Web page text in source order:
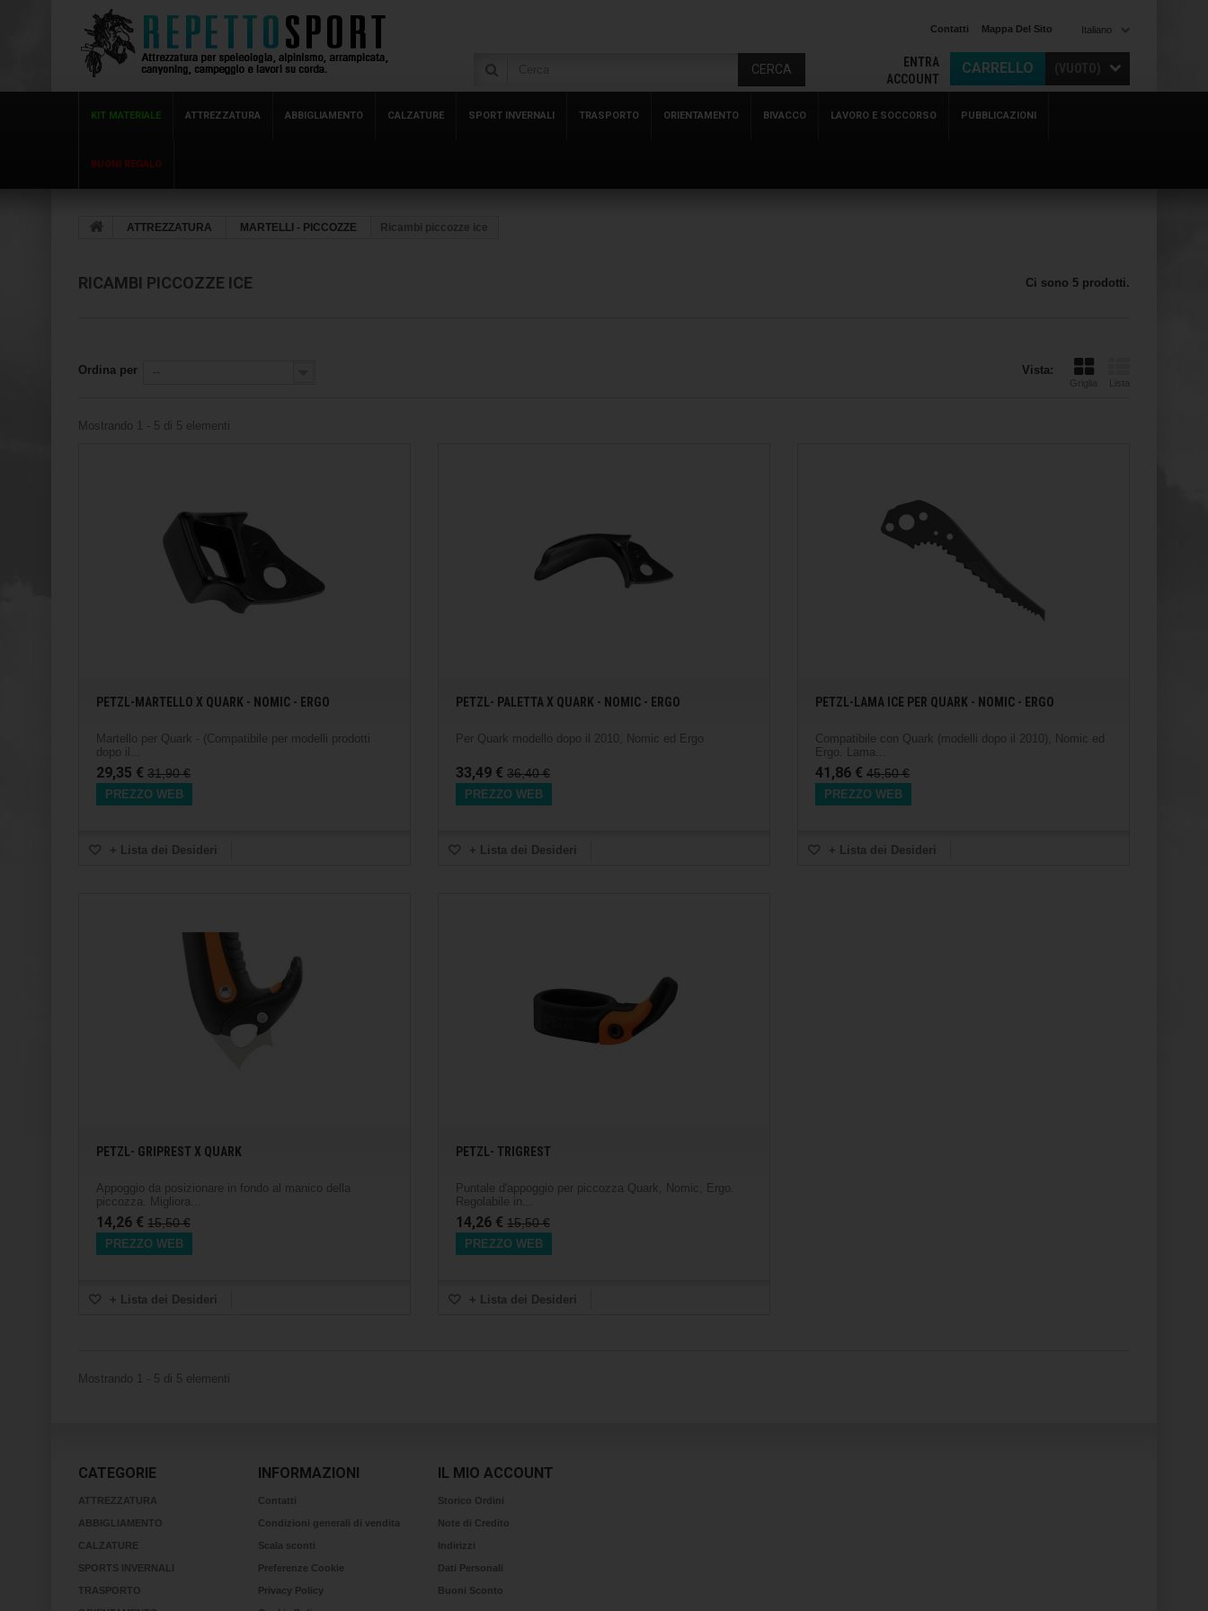
Italiano
Contatti Mappa Del Sito
CARRELLO
ENTRA
ACCOUNT
CERCA
KIT MATERIALE ATTREZZATURA ABBIGLIAMENTO CALZATURE SPORT INVERNALI TRASPORTO ORIENTAMENTO BIVACCO LAVORO E SOCCORSO PUBBLICAZIONI
BUONI REGALO
ATTREZZATURA MARTELLI - PICCOZZE Ricambi piccozze ice
RICAMBI PICCOZZE ICE Ci sono 5 prodotti.
Vista:
Griglia Lista
Ordina per --
Mostrando 1 - 5 di 5 elementi
PETZL-MARTELLO X QUARK - NOMIC - ERGO
Martello per Quark - (Compatibile per modelli prodotti
dopo il...
29,35 € 31,90 €
PREZZO WEB
+ Lista dei Desideri
PETZL- PALETTA X QUARK - NOMIC - ERGO
Per Quark modello dopo il 2010, Nomic ed Ergo
33,49 € 36,40 €
PREZZO WEB
+ Lista dei Desideri
PETZL-LAMA ICE PER QUARK - NOMIC - ERGO
Compatibile con Quark (modelli dopo il 2010), Nomic ed
Ergo. Lama...
41,86 € 45,50 €
PREZZO WEB
+ Lista dei Desideri
PETZL- GRIPREST X QUARK
Appoggio da posizionare in fondo al manico della
piccozza. Migliora...
14,26 € 15,50 €
PREZZO WEB
+ Lista dei Desideri
PETZL- TRIGREST
Puntale d'appoggio per piccozza Quark, Nomic, Ergo.
Regolabile in...
14,26 € 15,50 €
PREZZO WEB
+ Lista dei Desideri
Mostrando 1 - 5 di 5 elementi
CATEGORIE
ATTREZZATURA
ABBIGLIAMENTO
CALZATURE
SPORTS INVERNALI
TRASPORTO
INFORMAZIONI
Contatti
Condizioni generali di vendita
Scala sconti
Preferenze Cookie
Privacy Policy
IL MIO ACCOUNT
Storico Ordini
Note di Credito
Indirizzi
Dati Personali
Buoni Sconto